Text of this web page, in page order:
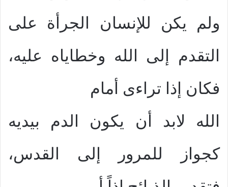
ولم يكن للإنسان الجرأة على
التقدم إلى الله وخطاياه عليه،
فكان إذا تراءى أمام
الله لابد أن يكون الدم بيديه
كجواز للمرور إلى القدس،